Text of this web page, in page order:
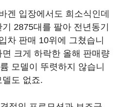
겐 입장에서도 희소식인데
2875대를 팔아 전년동기
차 판매 10위에 그쳤습니
크게 하락한 올해 판매량
모델이 뚜렷하지 않습니
도 없죠.